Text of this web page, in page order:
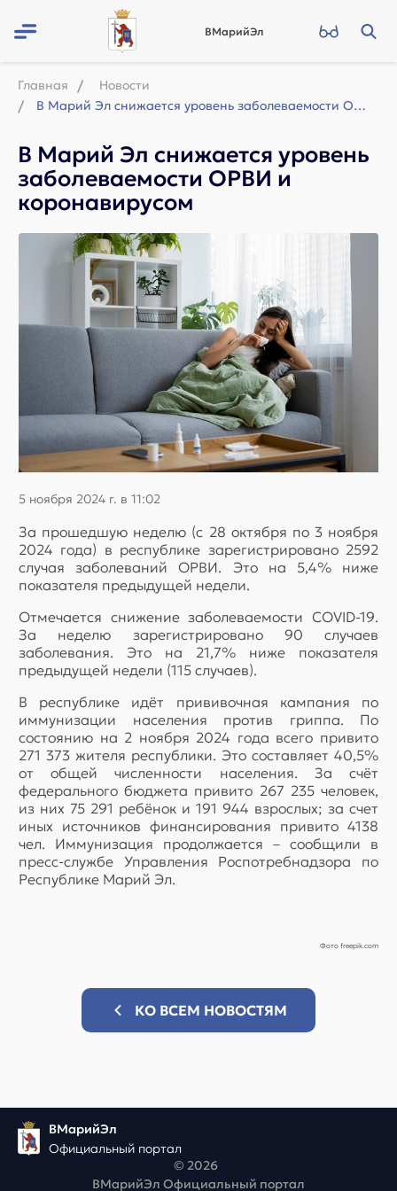
ВМарийЭл
Главная
Новости
В Марий Эл снижается уровень заболеваемости ОРВИ и коронавирусом
В Марий Эл снижается уровень
заболеваемости ОРВИ и
коронавирусом
5 ноября 2024 г. в 11:02
За прошедшую неделю (с 28 октября по 3 ноября
2024 года) в республике зарегистрировано 2592
случая заболеваний ОРВИ. Это на 5,4% ниже
показателя предыдущей недели.
Отмечается снижение заболеваемости COVID-19.
За неделю зарегистрировано 90 случаев
заболевания. Это на 21,7% ниже показателя
предыдущей недели (115 случаев).
В республике идёт прививочная кампания по
иммунизации населения против гриппа. По
состоянию на 2 ноября 2024 года всего привито
271 373 жителя республики. Это составляет 40,5%
от общей численности населения. За счёт
федерального бюджета привито 267 235 человек,
из них 75 291 ребёнок и 191 944 взрослых; за счет
иных источников финансирования привито 4138
чел. Иммунизация продолжается – сообщили в
пресс-службе Управления Роспотребнадзора по
Республике Марий Эл.
Фото freepik.com
КО ВСЕМ НОВОСТЯМ
ВМарийЭл
Официальный портал
© 2026
ВМарийЭл Официальный портал